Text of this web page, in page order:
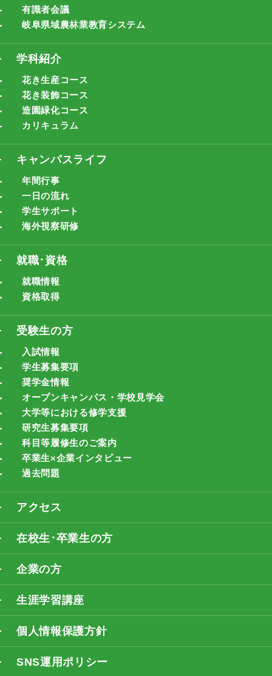
有識者会議
岐阜県域農林業教育システム
学科紹介
花き生産コース
花き装飾コース
造園緑化コース
カリキュラム
キャンパスライフ
年間行事
一日の流れ
学生サポート
海外視察研修
就職･資格
就職情報
資格取得
受験生の方
入試情報
学生募集要項
奨学金情報
オープンキャンパス・学校見学会
大学等における修学支援
研究生募集要項
科目等履修生のご案内
卒業生×企業インタビュー
過去問題
アクセス
在校生･卒業生の方
企業の方
生涯学習講座
個人情報保護方針
SNS運用ポリシー